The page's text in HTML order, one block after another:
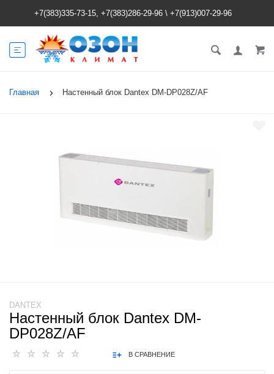
+7(383)335-73-15, +7(383)286-29-96 \ +7(913)007-29-96
Главная Настенный блок Dantex DM-DP028Z/AF
DANTEX
Настенный блок Dantex DM-
DP028Z/AF
В СРАВНЕНИЕ